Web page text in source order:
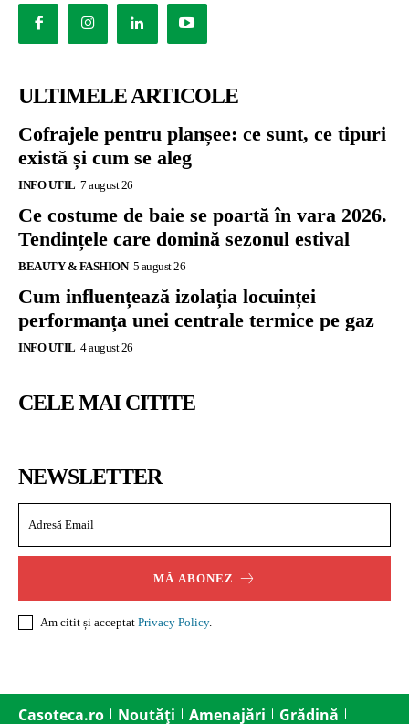
ULTIMELE ARTICOLE
Cofrajele pentru planșee: ce sunt, ce tipuri
există și cum se aleg
INFO UTIL 7 august 26
Ce costume de baie se poartă în vara 2026.
Tendințele care domină sezonul estival
BEAUTY & FASHION 5 august 26
Cum influențează izolația locuinței
performanța unei centrale termice pe gaz
INFO UTIL 4 august 26
CELE MAI CITITE
NEWSLETTER
MĂ ABONEZ
Am citit și acceptat Privacy Policy.
Casoteca.ro Noutăți Amenajări Grădină